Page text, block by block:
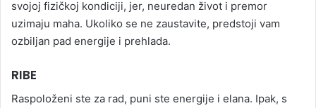
svojoj fizičkoj kondiciji, jer, neuredan život i premor
uzimaju maha. Ukoliko se ne zaustavite, predstoji vam
ozbiljan pad energije i prehlada.
RIBE
Raspoloženi ste za rad, puni ste energije i elana. Ipak, s